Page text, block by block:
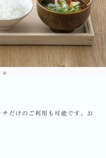
だけのご利用も可能です。お